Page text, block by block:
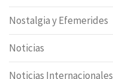
Nostalgia y Efemerides
Noticias
Noticias Internacionales